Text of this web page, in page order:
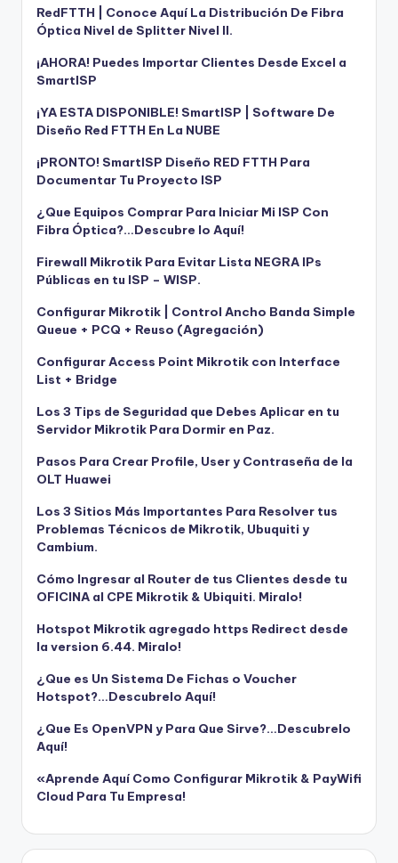
RedFTTH | Conoce Aquí La Distribución De Fibra
Óptica Nivel de Splitter Nivel II.
¡AHORA! Puedes Importar Clientes Desde Excel a
SmartISP
¡YA ESTA DISPONIBLE! SmartISP | Software De
Diseño Red FTTH En La NUBE
¡PRONTO! SmartISP Diseño RED FTTH Para
Documentar Tu Proyecto ISP
¿Que Equipos Comprar Para Iniciar Mi ISP Con
Fibra Óptica?…Descubre lo Aquí!
Firewall Mikrotik Para Evitar Lista NEGRA IPs
Públicas en tu ISP – WISP.
Configurar Mikrotik | Control Ancho Banda Simple
Queue + PCQ + Reuso (Agregación)
Configurar Access Point Mikrotik con Interface
List + Bridge
Los 3 Tips de Seguridad que Debes Aplicar en tu
Servidor Mikrotik Para Dormir en Paz.
Pasos Para Crear Profile, User y Contraseña de la
OLT Huawei
Los 3 Sitios Más Importantes Para Resolver tus
Problemas Técnicos de Mikrotik, Ubuquiti y
Cambium.
Cómo Ingresar al Router de tus Clientes desde tu
OFICINA al CPE Mikrotik & Ubiquiti. Miralo!
Hotspot Mikrotik agregado https Redirect desde
la version 6.44. Miralo!
¿Que es Un Sistema De Fichas o Voucher
Hotspot?…Descubrelo Aquí!
¿Que Es OpenVPN y Para Que Sirve?…Descubrelo
Aquí!
«Aprende Aquí Como Configurar Mikrotik & PayWifi
Cloud Para Tu Empresa!